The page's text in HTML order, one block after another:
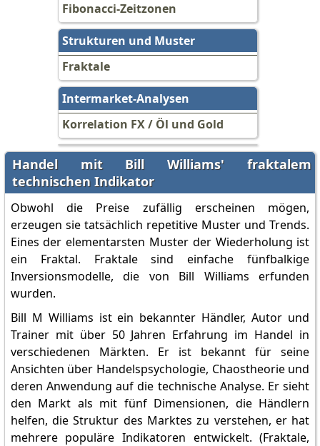
Fibonacci-Zeitzonen
Strukturen und Muster
Fraktale
Intermarket-Analysen
Korrelation FX / Öl und Gold
Handel mit Bill Williams' fraktalem
technischen Indikator
Obwohl die Preise zufällig erscheinen mögen,
erzeugen sie tatsächlich repetitive Muster und Trends.
Eines der elementarsten Muster der Wiederholung ist
ein Fraktal. Fraktale sind einfache fünfbalkige
Inversionsmodelle, die von Bill Williams erfunden
wurden.
Bill M Williams ist ein bekannter Händler, Autor und
Trainer mit über 50 Jahren Erfahrung im Handel in
verschiedenen Märkten. Er ist bekannt für seine
Ansichten über Handelspsychologie, Chaostheorie und
deren Anwendung auf die technische Analyse. Er sieht
den Markt als mit fünf Dimensionen, die Händlern
helfen, die Struktur des Marktes zu verstehen, er hat
mehrere populäre Indikatoren entwickelt. (Fraktale,